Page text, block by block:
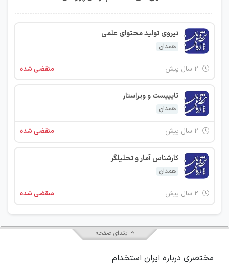
نیروی تولید محتوای علمی
همدان
منقضی شده
تایپیست و ویراستار
همدان
منقضی شده
کارشناس آمار و تحلیلگر
همدان
منقضی شده
ابتدای صفحه
مختصری درباره ایران استخدام